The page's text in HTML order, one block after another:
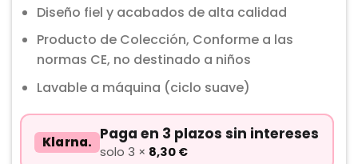
Diseño fiel y acabados de alta calidad
Producto de Colección, Conforme a las
normas CE, no destinado a niños
Lavable a máquina (ciclo suave)
Klarna. Paga en 3 plazos sin intereses
solo 3 × 8,30 €